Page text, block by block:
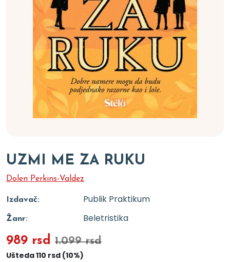
UZMI ME ZA RUKU
Dolen Perkins-Valdez
Izdavač: Publik Praktikum
Žanr: Beletristika
989 rsd 1.099 rsd
Ušteda 110 rsd (10%)